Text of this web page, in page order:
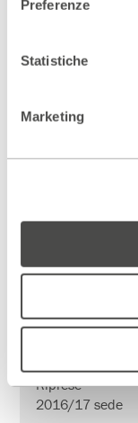
Preferenze
Statistiche
Marketing
12 – 27
12 Settembre
concerto NEMA
con Enrico
Elia Moretti,
musiche Elia
Mailand/
Odemà e
Riprese
2016/17 sede